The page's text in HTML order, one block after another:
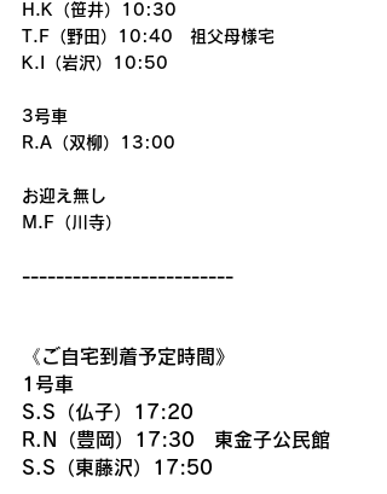
H.K（笹井）10:30
T.F（野田）10:40　祖父母様宅
K.I（岩沢）10:50
3号車
R.A（双柳）13:00
お迎え無し
M.F（川寺）
-------------------------
《ご自宅到着予定時間》
1号車
S.S（仏子）17:20
R.N（豊岡）17:30　東金子公民館
S.S（東藤沢）17:50